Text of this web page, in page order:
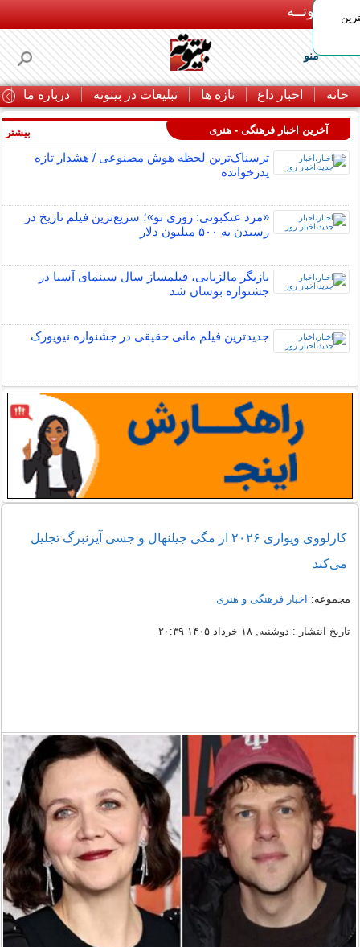
بـیتوتــه
منو
خانه اخبار داغ تازه ها تبلیغات در بیتوته درباره ما
آخرین اخبار فرهنگی - هنری
ترسناک‌ترین لحظه هوش مصنوعی / هشدار تازه
پدرخوانده
«مرد عنکبوتی: روزی نو»؛ سریع‌ترین فیلم تاریخ در
رسیدن به ۵۰۰ میلیون دلار
بازیگر مالزیایی، فیلمساز سال سینمای آسیا در
جشنواره بوسان شد
جدیدترین فیلم مانی حقیقی در جشنواره نیویورک
بیشتر
کارلووی ویواری ۲۰۲۶ از مگی جیلنهال و جسی آیزنبرگ تجلیل
می‌کند
مجموعه: اخبار فرهنگی و هنری
تاریخ انتشار : دوشنبه, ۱۸ خرداد ۱۴۰۵ ۲۰:۳۹